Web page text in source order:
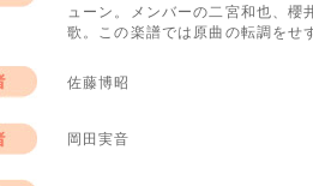
ューン。メンバーの二宮和也、
歌。この楽譜では原曲の転調をせ
佐藤博昭
岡田実音